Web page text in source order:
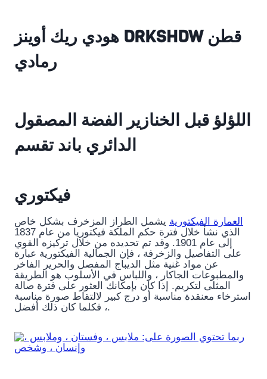
هودي ريك أوينز DRKSHDW قطن
رمادي
اللؤلؤ قبل الخنازير الفضة المصقول
الدائري باند تقسم
فيكتوري
العمارة الفيكتورية يشمل الطراز المزخرف بشكل خاص
الذي نشأ خلال فترة حكم الملكة فيكتوريا من عام 1837
إلى عام 1901. وقد تم تحديده من خلال تركيزه القوي
على التفاصيل والزخرفة ، فإن الجمالية الفيكتورية عبارة
عن مواد غنية مثل الديباج المفصل والحرير الفاخر
والمطبوعات الجاكار ، واللباس في الأسلوب هو الطريقة
المثلى لتكريم. إذا كان بإمكانك العثور على فترة صالة
استرخاء معنقدة مناسبة أو درج كبير لالتقاط صورة مناسبة
، فكلما كان ذلك أفضل.